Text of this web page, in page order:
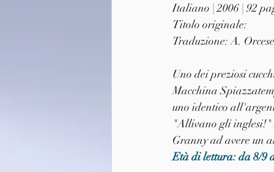
Italiano | 2006 | 92
Titolo originale:
Traduzione: A. Orcese
Uno dei preziosi
Macchina
uno identico
"Allivano gli inglesi!"
Granny ad avere un
Età di lettura: da 8/9